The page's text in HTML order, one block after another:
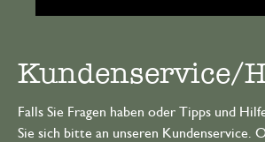
Kundenservice/
Falls Sie Fragen haben oder Tipps und
Sie sich bitte an unseren Kundenservice.